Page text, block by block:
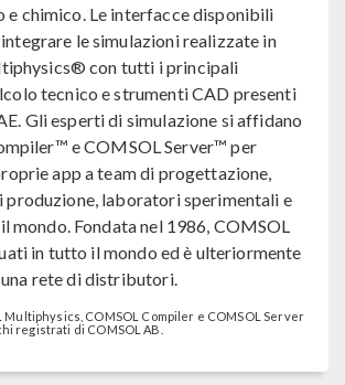
e chimico. Le interfacce disponibili
le simulazioni realizzate in
con tutti i principali
tecnico e strumenti CAD presenti
Gli esperti di simulazione si affidano
e COMSOL Server™ per
app a team di progettazione,
laboratori sperimentali e
mondo. Fondata nel 1986, COMSOL
in tutto il mondo ed è ulteriormente
rete di distributori.
Multiphysics, COMSOL Compiler e COMSOL Server
registrati di COMSOL AB.